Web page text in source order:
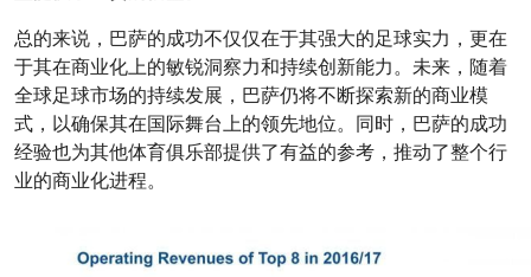
总的来说，巴萨的成功不仅仅在于其强大的足球实力，更在
于其在商业化上的敏锐洞察力和持续创新能力。未来，随着
全球足球市场的持续发展，巴萨仍将不断探索新的商业模
式，以确保其在国际舞台上的领先地位。同时，巴萨的成功
经验也为其他体育俱乐部提供了有益的参考，推动了整个行
业的商业化进程。